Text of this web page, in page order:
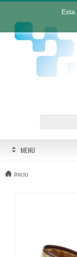
MENU
Inicio